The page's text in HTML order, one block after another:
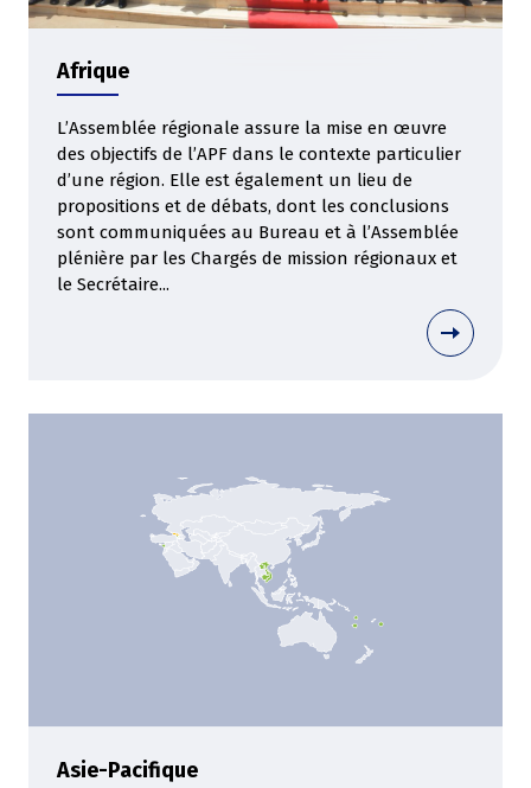
Afrique
L’Assemblée régionale assure la mise en œuvre
des objectifs de l’APF dans le contexte particulier
d’une région. Elle est également un lieu de
propositions et de débats, dont les conclusions
sont communiquées au Bureau et à l’Assemblée
plénière par les Chargés de mission régionaux et
le Secrétaire...
Asie-Pacifique